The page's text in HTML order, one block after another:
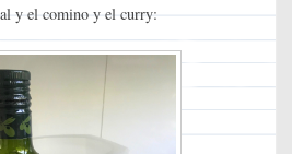
y el comino y el curry: